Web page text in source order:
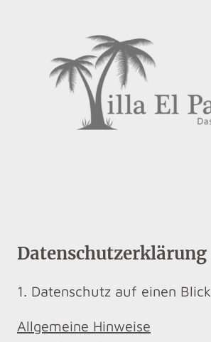
Datenschutzerklärung
1. Datenschutz auf einen Blick
Allgemeine Hinweise